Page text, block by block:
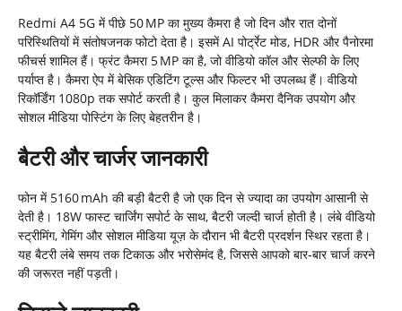
Redmi A4 5G में पीछे 50 MP का मुख्य कैमरा है जो दिन और रात दोनों
परिस्थितियों में संतोषजनक फोटो देता है। इसमें AI पोर्ट्रेट मोड, HDR और पैनोरमा
फीचर्स शामिल हैं। फ्रंट कैमरा 5 MP का है, जो वीडियो कॉल और सेल्फी के लिए
पर्याप्त है। कैमरा ऐप में बेसिक एडिटिंग टूल्स और फिल्टर भी उपलब्ध हैं। वीडियो
रिकॉर्डिंग 1080p तक सपोर्ट करती है। कुल मिलाकर कैमरा दैनिक उपयोग और
सोशल मीडिया पोस्टिंग के लिए बेहतरीन है।
बैटरी और चार्जर जानकारी
फोन में 5160 mAh की बड़ी बैटरी है जो एक दिन से ज्यादा का उपयोग आसानी से
देती है। 18W फास्ट चार्जिंग सपोर्ट के साथ, बैटरी जल्दी चार्ज होती है। लंबे वीडियो
स्ट्रीमिंग, गेमिंग और सोशल मीडिया यूज़ के दौरान भी बैटरी प्रदर्शन स्थिर रहता है।
यह बैटरी लंबे समय तक टिकाऊ और भरोसेमंद है, जिससे आपको बार‑बार चार्ज करने
की जरूरत नहीं पड़ती।